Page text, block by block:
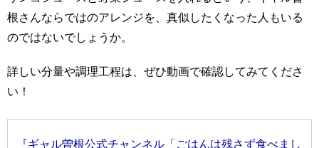
根さんならではのアレンジを、真似したくなった人もいる
のではないでしょうか。
詳しい分量や調理工程は、ぜひ動画で確認してみてくださ
い！
『ギャル曽根公式チャンネル「ごはんは残さず食べまし